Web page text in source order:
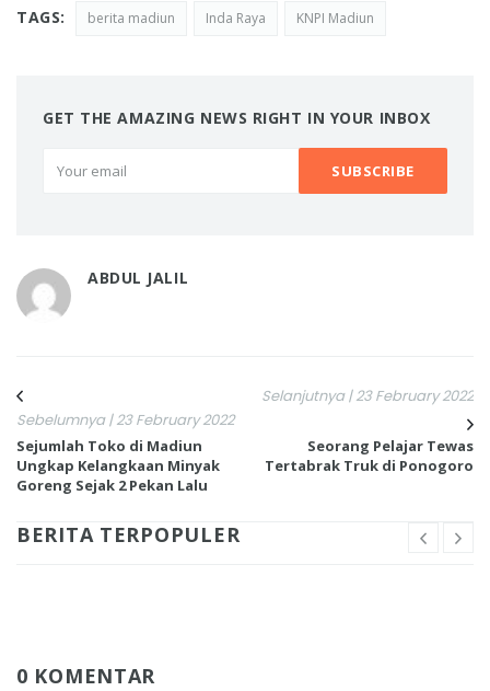
TAGS: berita madiun Inda Raya KNPI Madiun
GET THE AMAZING NEWS RIGHT IN YOUR INBOX
ABDUL JALIL
Sebelumnya | 23 February 2022
Sejumlah Toko di Madiun
Ungkap Kelangkaan Minyak
Goreng Sejak 2 Pekan Lalu
Selanjutnya | 23 February 2022
Seorang Pelajar Tewas
Tertabrak Truk di Ponogoro
BERITA TERPOPULER
0 KOMENTAR